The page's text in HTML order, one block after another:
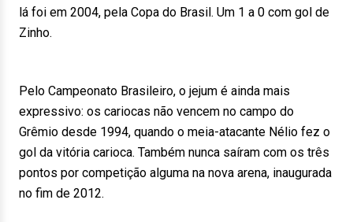
lá foi em 2004, pela Copa do Brasil. Um 1 a 0 com gol de
Zinho.
Pelo Campeonato Brasileiro, o jejum é ainda mais
expressivo: os cariocas não vencem no campo do
Grêmio desde 1994, quando o meia-atacante Nélio fez o
gol da vitória carioca. Também nunca saíram com os três
pontos por competição alguma na nova arena, inaugurada
no fim de 2012.